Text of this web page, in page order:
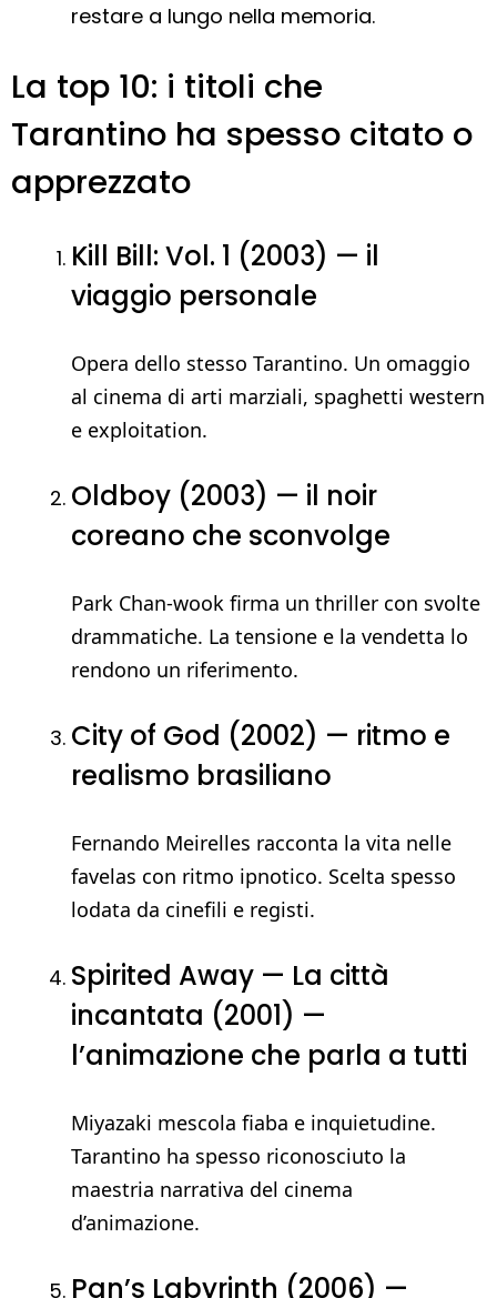
restare a lungo nella memoria.
La top 10: i titoli che
Tarantino ha spesso citato o
apprezzato
Kill Bill: Vol. 1 (2003) — il
viaggio personale
Opera dello stesso Tarantino. Un omaggio
al cinema di arti marziali, spaghetti western
e exploitation.
Oldboy (2003) — il noir
coreano che sconvolge
Park Chan-wook firma un thriller con svolte
drammatiche. La tensione e la vendetta lo
rendono un riferimento.
City of God (2002) — ritmo e
realismo brasiliano
Fernando Meirelles racconta la vita nelle
favelas con ritmo ipnotico. Scelta spesso
lodata da cinefili e registi.
Spirited Away — La città
incantata (2001) —
l’animazione che parla a tutti
Miyazaki mescola fiaba e inquietudine.
Tarantino ha spesso riconosciuto la
maestria narrativa del cinema
d’animazione.
Pan’s Labyrinth (2006) —